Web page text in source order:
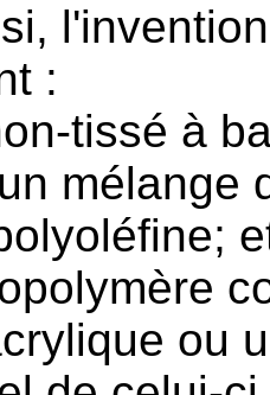
:
tissé à
mélange
ou